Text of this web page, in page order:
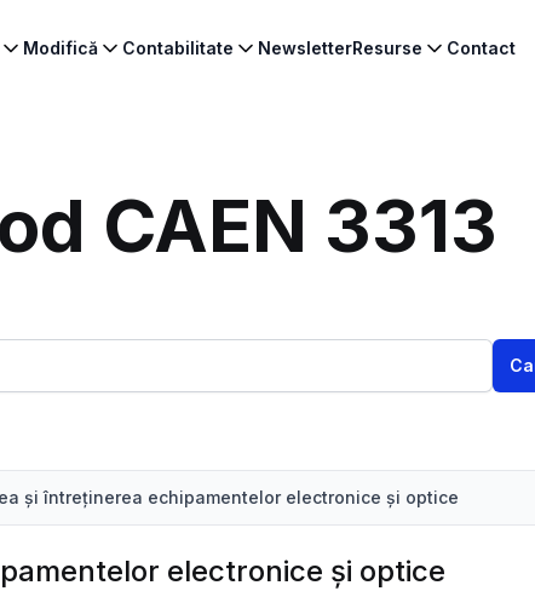
Modifică Contabilitate NewsletterResurse Contact
CAEN 3313
şi întreţinerea echipamentelor electronice şi optice
electronice şi optice